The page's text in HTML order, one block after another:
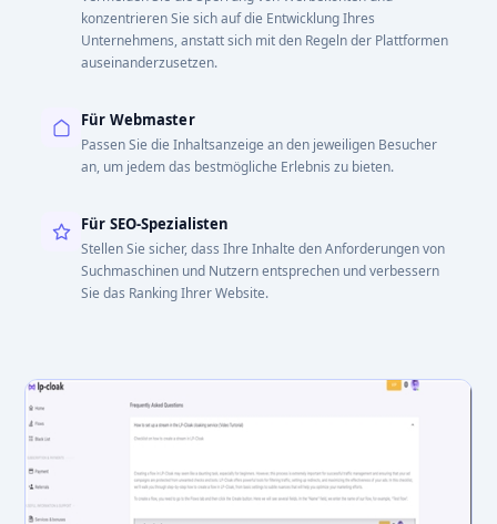
konzentrieren Sie sich auf die Entwicklung Ihres
Unternehmens, anstatt sich mit den Regeln der Plattformen
auseinanderzusetzen.
Für Webmaster
Passen Sie die Inhaltsanzeige an den jeweiligen Besucher
an, um jedem das bestmögliche Erlebnis zu bieten.
Für SEO-Spezialisten
Stellen Sie sicher, dass Ihre Inhalte den Anforderungen von
Suchmaschinen und Nutzern entsprechen und verbessern
Sie das Ranking Ihrer Website.